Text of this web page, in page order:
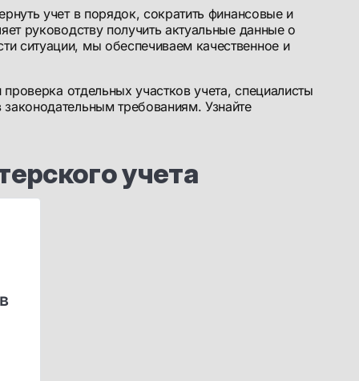
учет в порядок, сократить финансовые и
руководству получить актуальные данные о
ситуации, мы обеспечиваем качественное и
отдельных участков учета, специалисты
требованиям. Узнайте
учета